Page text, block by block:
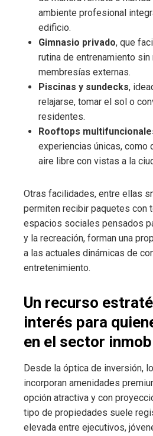
ambiente profesional
edificio.
Gimnasio privado, que
rutina de entrenamiento sin
membresías externas.
Piscinas y sundecks,
relajarse, tomar el sol o
residentes.
Rooftops
experiencias únicas, como
aire libre con vistas a la
Otras facilidades, entre ellas
permiten recibir paquetes con
espacios sociales pensados
y la recreación, forman una
a las actuales dinámicas de
entretenimiento.
Un recurso
interés para
en el sector
Desde la óptica de inversión,
incorporan amenidades
opción atractiva y con
tipo de propiedades suele
elevada entre ejecutivos,